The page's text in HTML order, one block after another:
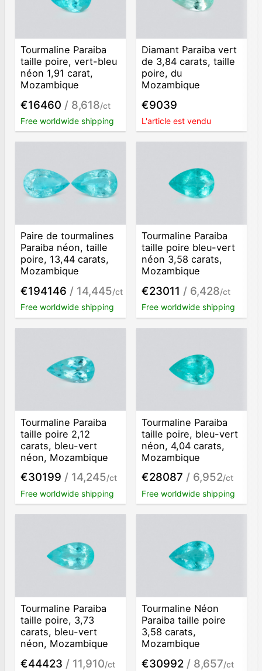
Tourmaline Paraiba
taille poire, vert-bleu
néon 1,91 carat,
Mozambique
€16460 / 8,618/ct
Free worldwide shipping
Diamant Paraiba vert
de 3,84 carats, taille
poire, du
Mozambique
€9039
L'article est vendu
Paire de tourmalines
Paraiba néon, taille
poire, 13,44 carats,
Mozambique
€194146 / 14,445/ct
Free worldwide shipping
Tourmaline Paraiba
taille poire bleu-vert
néon 3,58 carats,
Mozambique
€23011 / 6,428/ct
Free worldwide shipping
Tourmaline Paraiba
taille poire 2,12
carats, bleu-vert
néon, Mozambique
€30199 / 14,245/ct
Free worldwide shipping
Tourmaline Paraiba
taille poire, bleu-vert
néon, 4,04 carats,
Mozambique
€28087 / 6,952/ct
Free worldwide shipping
Tourmaline Paraiba
taille poire, 3,73
carats, bleu-vert
néon, Mozambique
€44423 / 11,910/ct
Tourmaline Néon
Paraiba taille poire
3,58 carats,
Mozambique
€30992 / 8,657/ct